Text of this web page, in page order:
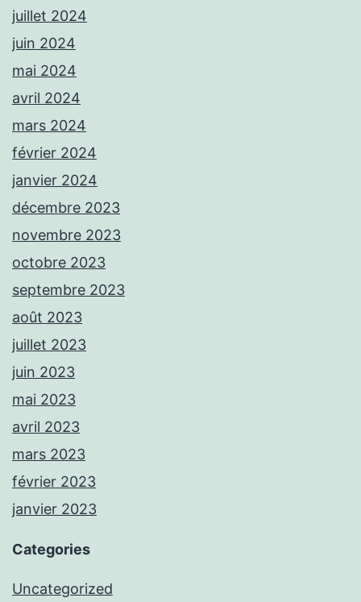
juillet 2024
juin 2024
mai 2024
avril 2024
mars 2024
février 2024
janvier 2024
décembre 2023
novembre 2023
octobre 2023
septembre 2023
août 2023
juillet 2023
juin 2023
mai 2023
avril 2023
mars 2023
février 2023
janvier 2023
Categories
Uncategorized